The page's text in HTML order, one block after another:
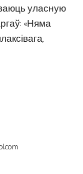
уласную
«Няма